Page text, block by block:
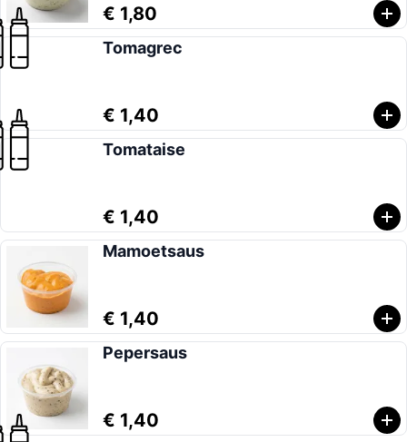
€ 1,80
Tomagrec
€ 1,40
Tomataise
€ 1,40
Mamoetsaus
€ 1,40
Pepersaus
€ 1,40